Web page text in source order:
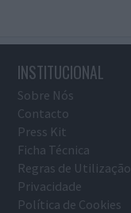
INSTITUCIONAL
Sobre Nós
Contacto
Press Kit
Ficha Técnica
Regras de Utilização
Privacidade
Política de Cookies